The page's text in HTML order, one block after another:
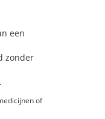
een
zonder
of